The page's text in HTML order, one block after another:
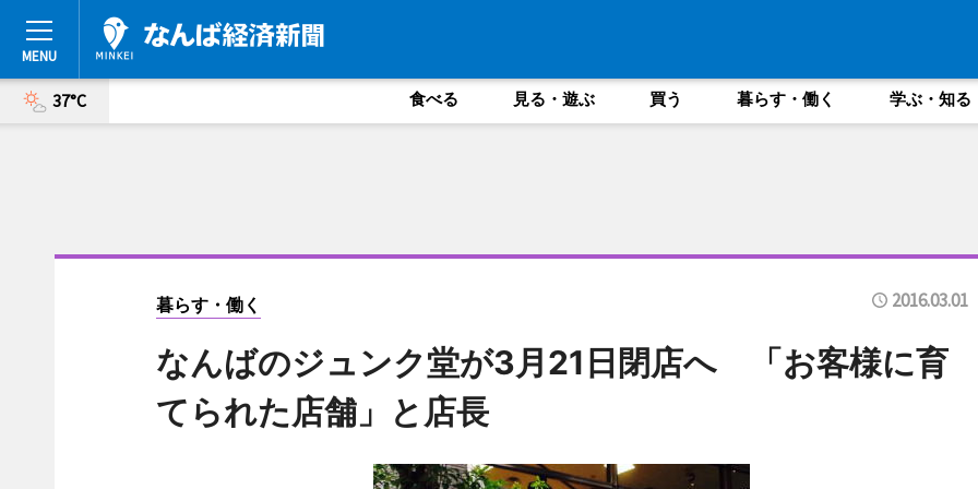
37°C 食べる 見る・遊ぶ 買う 暮らす・働く 学ぶ・知る
暮らす・働く 2016.03.01
なんばのジュンク堂が3月21日閉店へ 「お客様に育
てられた店舗」と店長